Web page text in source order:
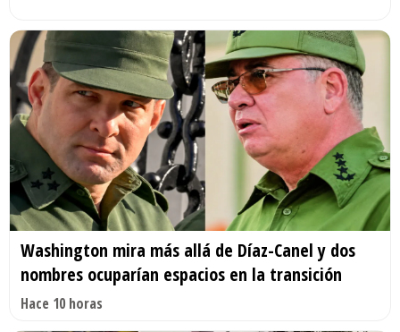
Washington mira más allá de Díaz-Canel y dos
nombres ocuparían espacios en la transición
Hace 10 horas